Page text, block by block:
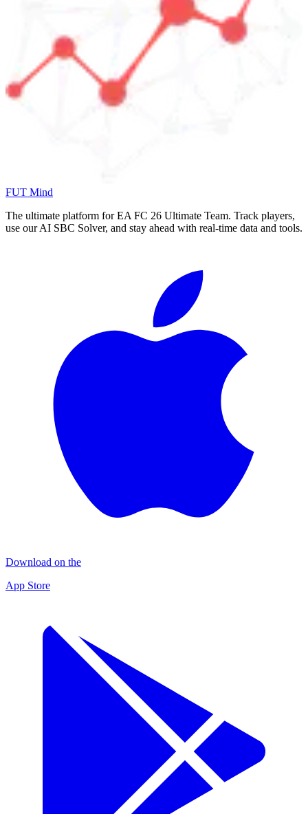
FUT Mind
The ultimate platform for EA FC 26 Ultimate Team. Track players,
use our AI SBC Solver, and stay ahead with real-time data and tools.
Download on the
App Store